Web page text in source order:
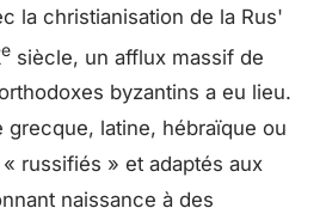
la christianisation de la Rus'
e siècle, un afflux massif de
byzantins a eu lieu.
grecque, latine, hébraïque ou
russifiés » et adaptés aux
naissance à des